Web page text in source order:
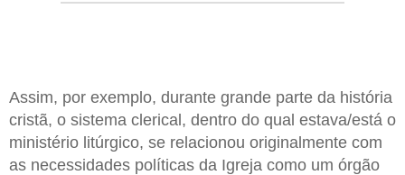
Assim, por exemplo, durante grande parte da história
cristã, o sistema clerical, dentro do qual estava/está o
ministério litúrgico, se relacionou originalmente com
as necessidades políticas da Igreja como um órgão